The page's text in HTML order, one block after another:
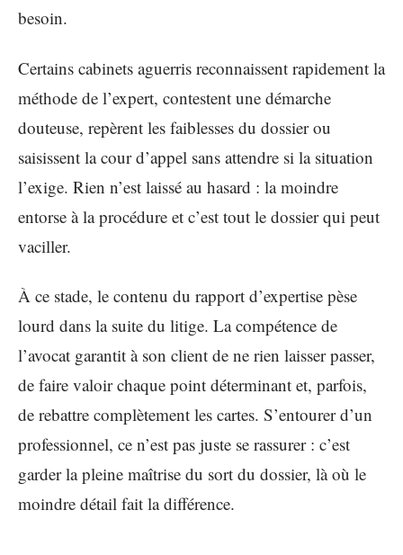
besoin.
Certains cabinets aguerris reconnaissent rapidement la
méthode de l’expert, contestent une démarche
douteuse, repèrent les faiblesses du dossier ou
saisissent la cour d’appel sans attendre si la situation
l’exige. Rien n’est laissé au hasard : la moindre
entorse à la procédure et c’est tout le dossier qui peut
vaciller.
À ce stade, le contenu du rapport d’expertise pèse
lourd dans la suite du litige. La compétence de
l’avocat garantit à son client de ne rien laisser passer,
de faire valoir chaque point déterminant et, parfois,
de rebattre complètement les cartes. S’entourer d’un
professionnel, ce n’est pas juste se rassurer : c’est
garder la pleine maîtrise du sort du dossier, là où le
moindre détail fait la différence.